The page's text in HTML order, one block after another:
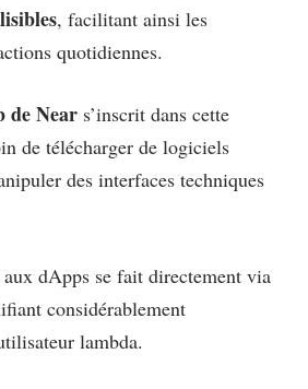
, facilitant ainsi les
quotidiennes.
de Near s’inscrit dans cette
de télécharger de logiciels
des interfaces techniques
aux dApps se fait directement via
considérablement
lambda.